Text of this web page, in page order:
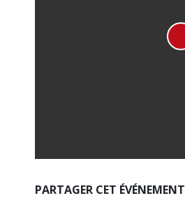
PARTAGER CET ÉVÉNEMENT